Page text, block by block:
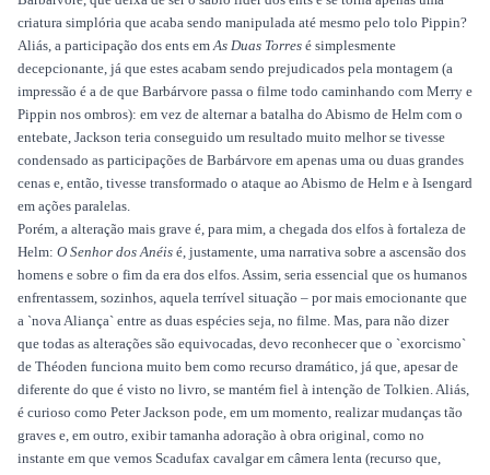
criatura simplória que acaba sendo manipulada até mesmo pelo tolo Pippin?
Aliás, a participação dos ents emAs Duas Torres é simplesmente
decepcionante, já que estes acabam sendo prejudicados pela montagem (a
impressão é a de que Barbárvore passa o filme todo caminhando com Merry e
Pippin nos ombros): em vez de alternar a batalha do Abismo de Helm com o
entebate, Jackson teria conseguido um resultado muito melhor se tivesse
condensado as participações de Barbárvore em apenas uma ou duas grandes
cenas e, então, tivesse transformado o ataque ao Abismo de Helm e à Isengard
em ações paralelas.
Porém, a alteração mais grave é, para mim, a chegada dos elfos à fortaleza de
Helm: O Senhor dos Anéis é, justamente, uma narrativa sobre a ascensão dos
homens e sobre o fim da era dos elfos. Assim, seria essencial que os humanos
enfrentassem, sozinhos, aquela terrível situação – por mais emocionante que
a `nova Aliança` entre as duas espécies seja, no filme. Mas, para não dizer
que todas as alterações são equivocadas, devo reconhecer que o `exorcismo`
de Théoden funciona muito bem como recurso dramático, já que, apesar de
diferente do que é visto no livro, se mantém fiel à intenção de Tolkien. Aliás,
é curioso como Peter Jackson pode, em um momento, realizar mudanças tão
graves e, em outro, exibir tamanha adoração à obra original, como no
instante em que vemos Scadufax cavalgar em câmera lenta (recurso que,